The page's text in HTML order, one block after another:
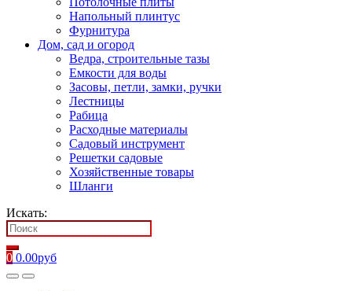
Напольный плинтус
Фурнитура
Дом, сад и огород
Ведра, строительные тазы
Емкости для воды
Засовы, петли, замки, ручки
Лестницы
Рабица
Расходные материалы
Садовый инструмент
Решетки садовые
Хозяйственные товары
Шланги
Искать:
0 0.00руб